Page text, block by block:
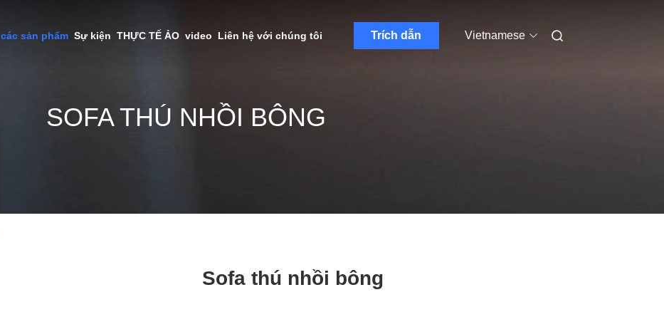
các sản phẩm Sự kiện THỰC TẾ ẢO video Liên hệ với chúng tôi Trích dẫn Vietnamese
SOFA THÚ NHỒI BÔNG
Sofa thú nhồi bông